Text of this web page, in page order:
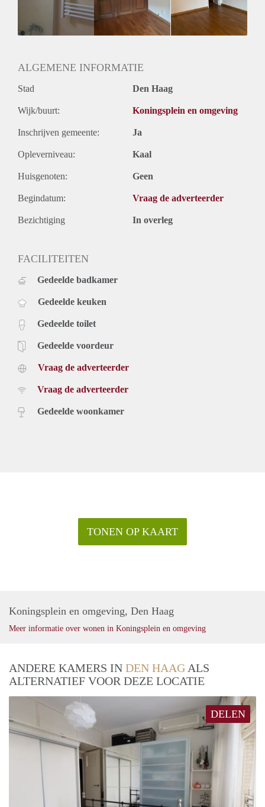
Huisgenoten: Nee
Geslacht huisgenoten: N.v.t.
ALGEMENE INFORMATIE
Stad Den Haag
Wijk/buurt: Koningsplein en omgeving
Inschrijven gemeente: Ja
Opleverniveau: Kaal
Huisgenoten: Geen
Begindatum: Vraag de adverteerder
Bezichtiging In overleg
FACILITEITEN
Gedeelde badkamer
Gedeelde keuken
Gedeelde toilet
Gedeelde voordeur
Vraag de adverteerder
Vraag de adverteerder
Gedeelde woonkamer
TONEN OP KAART
Koningsplein en omgeving, Den Haag
Meer informatie over wonen in Koningsplein en omgeving
ANDERE KAMERS IN DEN HAAG ALS
ALTERNATIEF VOOR DEZE LOCATIE
DELEN